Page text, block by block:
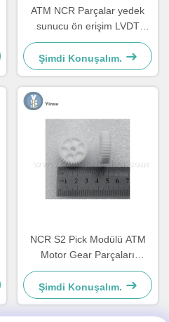
ATM NCR Parçalar yedek
sunucu ön erişim LVDT
kemeri 4450544331
Şimdi Konuşalım.
NCR S2 Pick Modülü ATM
Motor Gear Parçaları
4450756286 OEM
Şimdi Konuşalım.